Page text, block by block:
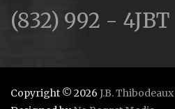
(832) 992 - 4JBT
Copyright © 2026 J.B. Thibodeaux